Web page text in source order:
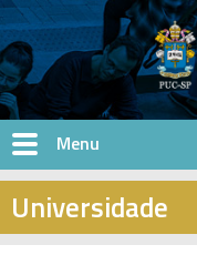
Pular para o conteúdo
Universidade